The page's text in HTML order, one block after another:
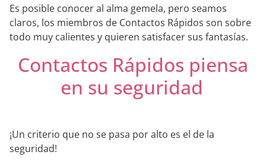
Es posible conocer al alma gemela, pero seamos
claros, los miembros de Contactos Rápidos son sobre
todo muy calientes y quieren satisfacer sus fantasías.
Contactos Rápidos piensa
en su seguridad
¡Un criterio que no se pasa por alto es el de la
seguridad!